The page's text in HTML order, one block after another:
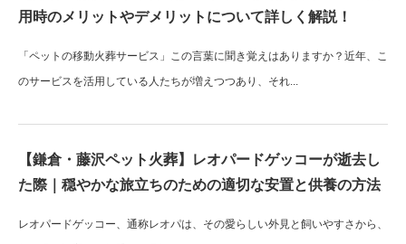
用時のメリットやデメリットについて詳しく解説！
「ペットの移動火葬サービス」この言葉に聞き覚えはありますか？近年、こ
のサービスを活用している人たちが増えつつあり、それ...
【鎌倉・藤沢ペット火葬】レオパードゲッコーが逝去し
た際｜穏やかな旅立ちのための適切な安置と供養の方法
レオパードゲッコー、通称レオパは、その愛らしい外見と飼いやすさから、